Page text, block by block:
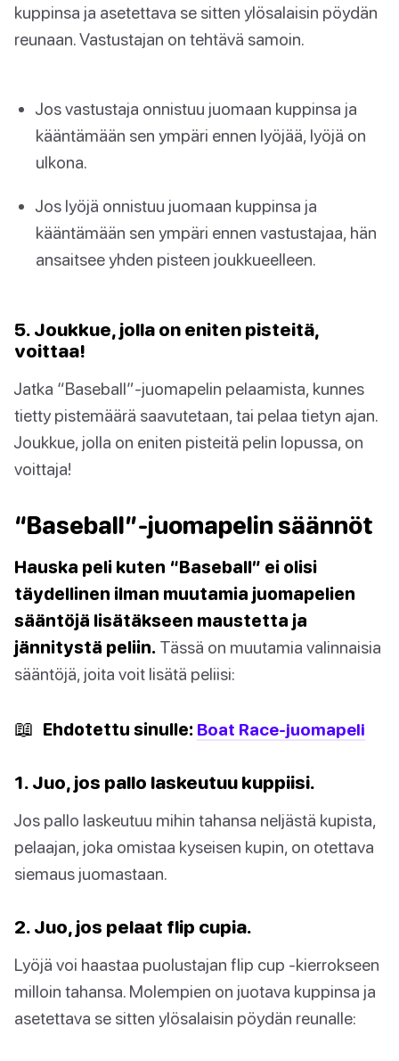
kuppinsa ja asetettava se sitten ylösalaisin pöydän
reunaan. Vastustajan on tehtävä samoin.
Jos vastustaja onnistuu juomaan kuppinsa ja
kääntämään sen ympäri ennen lyöjää, lyöjä on
ulkona.
Jos lyöjä onnistuu juomaan kuppinsa ja
kääntämään sen ympäri ennen vastustajaa, hän
ansaitsee yhden pisteen joukkueelleen.
5. Joukkue, jolla on eniten pisteitä,
voittaa!
Jatka “Baseball”-juomapelin pelaamista, kunnes
tietty pistemäärä saavutetaan, tai pelaa tietyn ajan.
Joukkue, jolla on eniten pisteitä pelin lopussa, on
voittaja!
“Baseball”-juomapelin säännöt
Hauska peli kuten “Baseball” ei olisi
täydellinen ilman muutamia juomapelien
sääntöjä lisätäkseen maustetta ja
jännitystä peliin. Tässä on muutamia valinnaisia
sääntöjä, joita voit lisätä peliisi:
📖 Ehdotettu sinulle: Boat Race-juomapeli
1. Juo, jos pallo laskeutuu kuppiisi.
Jos pallo laskeutuu mihin tahansa neljästä kupista,
pelaajan, joka omistaa kyseisen kupin, on otettava
siemaus juomastaan.
2. Juo, jos pelaat flip cupia.
Lyöjä voi haastaa puolustajan flip cup -kierrokseen
milloin tahansa. Molempien on juotava kuppinsa ja
asetettava se sitten ylösalaisin pöydän reunalle: